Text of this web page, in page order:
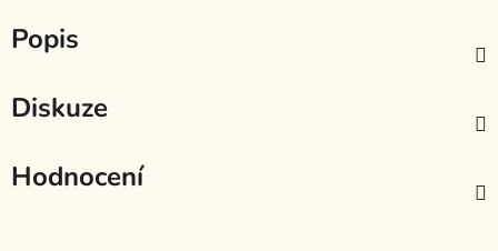
Popis
Diskuze
Hodnocení